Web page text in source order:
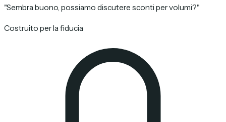
"Sembra buono, possiamo discutere sconti per volumi?"
Costruito per la fiducia